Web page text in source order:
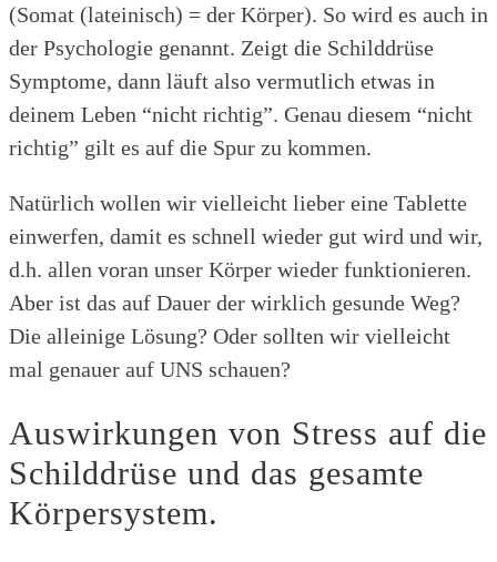
(Somat (lateinisch) = der Körper). So wird es auch in
der Psychologie genannt. Zeigt die Schilddrüse
Symptome, dann läuft also vermutlich etwas in
deinem Leben “nicht richtig”. Genau diesem “nicht
richtig” gilt es auf die Spur zu kommen.
Natürlich wollen wir vielleicht lieber eine Tablette
einwerfen, damit es schnell wieder gut wird und wir,
d.h. allen voran unser Körper wieder funktionieren.
Aber ist das auf Dauer der wirklich gesunde Weg?
Die alleinige Lösung? Oder sollten wir vielleicht
mal genauer auf UNS schauen?
Auswirkungen von Stress auf die
Schilddrüse und das gesamte
Körpersystem.